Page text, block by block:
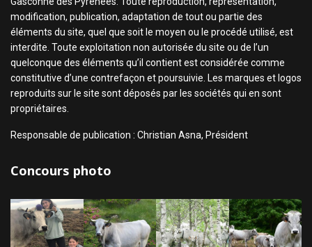
modification, publication, adaptation de tout ou partie des
éléments du site, quel que soit le moyen ou le procédé utilisé, est
interdite. Toute exploitation non autorisée du site ou de l’un
quelconque des éléments qu’il contient est considérée comme
constitutive d’une contrefaçon et poursuivie. Les marques et logos
reproduits sur le site sont déposés par les sociétés qui en sont
propriétaires.
Responsable de publication : Christian Asna, Président
Concours photo